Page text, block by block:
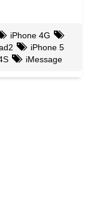
iPhone 4G
iPhone 5
iMessage